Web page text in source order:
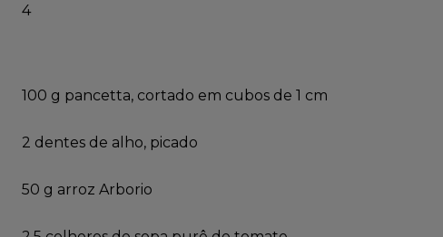
4
100 g pancetta, cortado em cubos de 1 cm
2 dentes de alho, picado
50 g arroz Arborio